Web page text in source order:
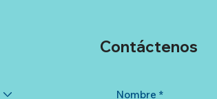
Nombre *
Contáctenos